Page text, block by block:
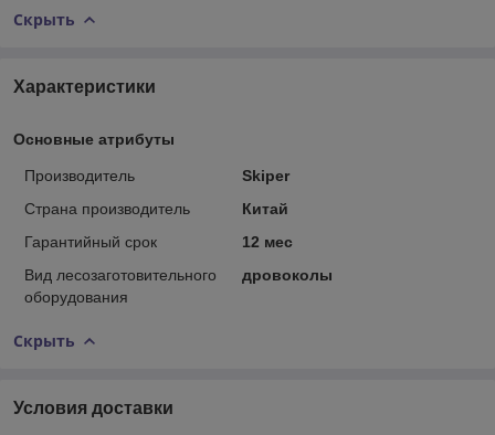
Скрыть
Характеристики
Основные атрибуты
Производитель
Skiper
Страна производитель
Китай
Гарантийный срок
12 мес
Вид лесозаготовительного
оборудования
дровоколы
Скрыть
Условия доставки